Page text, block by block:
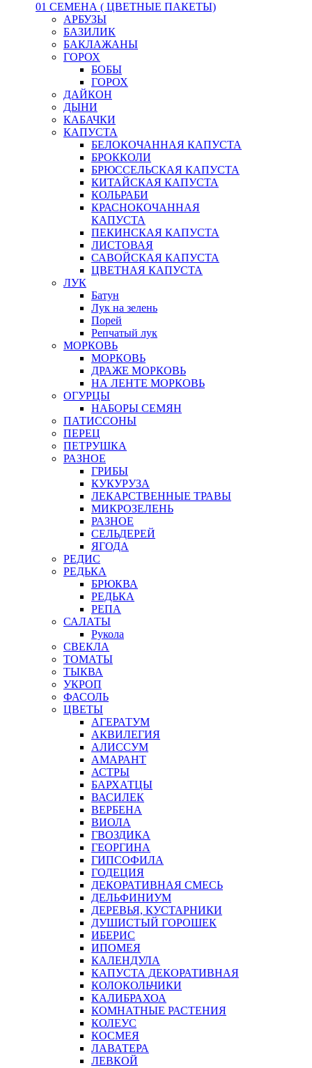
01 СЕМЕНА ( ЦВЕТНЫЕ ПАКЕТЫ)
АРБУЗЫ
БАЗИЛИК
БАКЛАЖАНЫ
ГОРОХ
БОБЫ
ГОРОХ
ДАЙКОН
ДЫНИ
КАБАЧКИ
КАПУСТА
БЕЛОКОЧАННАЯ КАПУСТА
БРОККОЛИ
БРЮССЕЛЬСКАЯ КАПУСТА
КИТАЙСКАЯ КАПУСТА
КОЛЬРАБИ
КРАСНОКОЧАННАЯ
КАПУСТА
ПЕКИНСКАЯ КАПУСТА
ЛИСТОВАЯ
САВОЙСКАЯ КАПУСТА
ЦВЕТНАЯ КАПУСТА
ЛУК
Батун
Лук на зелень
Порей
Репчатый лук
МОРКОВЬ
МОРКОВЬ
ДРАЖЕ МОРКОВЬ
НА ЛЕНТЕ МОРКОВЬ
ОГУРЦЫ
НАБОРЫ СЕМЯН
ПАТИССОНЫ
ПЕРЕЦ
ПЕТРУШКА
РАЗНОЕ
ГРИБЫ
КУКУРУЗА
ЛЕКАРСТВЕННЫЕ ТРАВЫ
МИКРОЗЕЛЕНЬ
РАЗНОЕ
СЕЛЬДЕРЕЙ
ЯГОДА
РЕДИС
РЕДЬКА
БРЮКВА
РЕДЬКА
РЕПА
САЛАТЫ
Рукола
СВЕКЛА
ТОМАТЫ
ТЫКВА
УКРОП
ФАСОЛЬ
ЦВЕТЫ
АГЕРАТУМ
АКВИЛЕГИЯ
АЛИССУМ
АМАРАНТ
АСТРЫ
БАРХАТЦЫ
ВАСИЛЕК
ВЕРБЕНА
ВИОЛА
ГВОЗДИКА
ГЕОРГИНА
ГИПСОФИЛА
ГОДЕЦИЯ
ДЕКОРАТИВНАЯ СМЕСЬ
ДЕЛЬФИНИУМ
ДЕРЕВЬЯ, КУСТАРНИКИ
ДУШИСТЫЙ ГОРОШЕК
ИБЕРИС
ИПОМЕЯ
КАЛЕНДУЛА
КАПУСТА ДЕКОРАТИВНАЯ
КОЛОКОЛЬЧИКИ
КАЛИБРАХОА
КОМНАТНЫЕ РАСТЕНИЯ
КОЛЕУС
КОСМЕЯ
ЛАВАТЕРА
ЛЕВКОЙ